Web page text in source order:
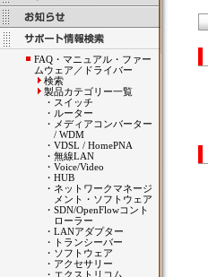
FAQ・マニュアル・ファー
ムウェア／ドライバー
検索
製品カテゴリー一覧
・ スイッチ
・ ルーター
・ メディアコンバーター
/ WDM
・ VDSL / HomePNA
・ 無線LAN
・ Voice/Video
・ HUB
・ ネットワークマネージ
メント・ソフトウェア
・ SDN/OpenFlowコント
ローラー
・ LANアダプター
・
トランシーバー
・ ソフトウェア
・ アクセサリー
・ エクストリコム